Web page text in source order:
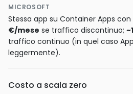
MICROSOFT
Stessa app su Container Apps
€/mese se traffico discontinuo;
traffico continuo (in quel caso
leggermente).
Costo a scala zero